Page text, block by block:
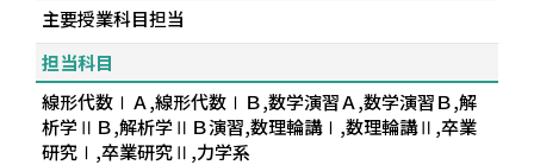
主要授業科目担当
担当科目
線形代数ⅠＡ,線形代数ⅠＢ,数学演習Ａ,数学演習Ｂ,解
析学ⅡＢ,解析学ⅡＢ演習,数理輪講Ⅰ,数理輪講Ⅱ,卒業
研究Ⅰ,卒業研究Ⅱ,力学系